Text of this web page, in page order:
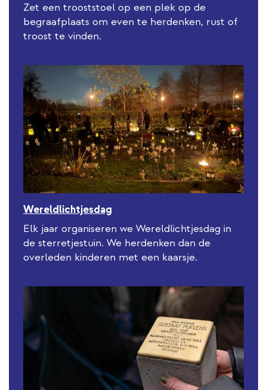
Zet een trooststoel op een plek op de
begraafplaats om even te herdenken, rust of
troost te vinden.
Wereldlichtjesdag
Elk jaar organiseren we Wereldlichtjesdag in
de sterretjestuin. We herdenken dan de
overleden kinderen met een kaarsje.